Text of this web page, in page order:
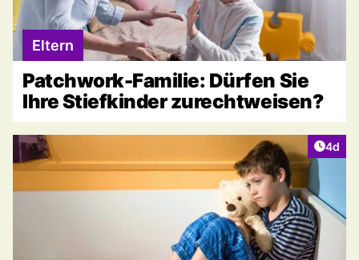
Eltern
Patchwork-Familie: Dürfen Sie
Ihre Stiefkinder zurechtweisen?
4d